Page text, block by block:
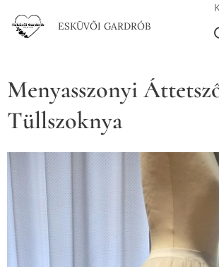
ESKÜVŐI GARDRÓB
Menyasszonyi
Tüllszoknya